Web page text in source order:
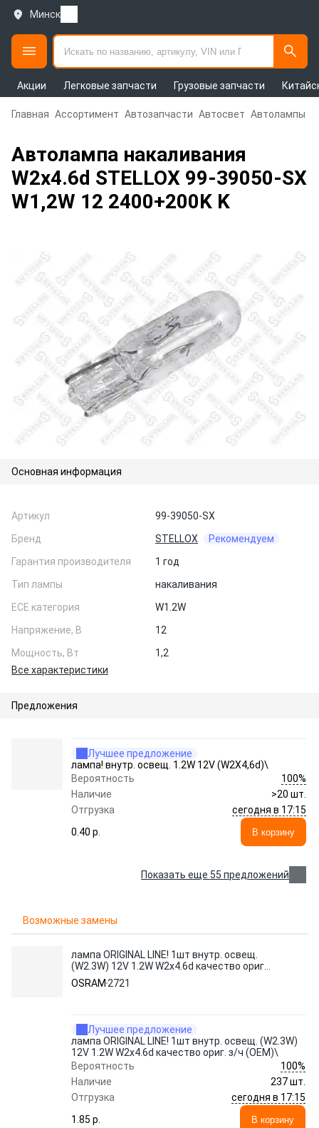
Минск
Акции Легковые запчасти Грузовые запчасти
Главная Ассортимент Автозапчасти Автосвет Автолампы
Автолампа накаливания
W2x4.6d STELLOX 99-39050-SX
W1,2W 12 2400+200K K
Основная информация
Артикул
99-39050-SX
Бренд
STELLOX
Рекомендуем
Гарантия производителя
1 год
Тип лампы
накаливания
ЕСЕ категория
W1.2W
Напряжение, В
12
Мощность, Вт
1,2
Все характеристики
Предложения
Лучшее предложение
лампа! внутр. освещ. 1.2W 12V (W2X4,6d)\
Вероятность
100%
Наличие
>20 шт.
Отгрузка
сегодня в 17:15
0.40 p.
В корзину
Показать еще 55 предложений
Возможные замены
лампа ORIGINAL LINE! 1шт внутр. освещ.
(W2.3W) 12V 1.2W W2x4.6d качество ориг.
з/ч (ОЕМ)\
OSRAM 2721
Лучшее предложение
лампа ORIGINAL LINE! 1шт внутр. освещ. (W2.3W)
12V 1.2W W2x4.6d качество ориг. з/ч (ОЕМ)\
Вероятность
100%
Наличие
237 шт.
Отгрузка
сегодня в 17:15
1.85 p.
В корзину